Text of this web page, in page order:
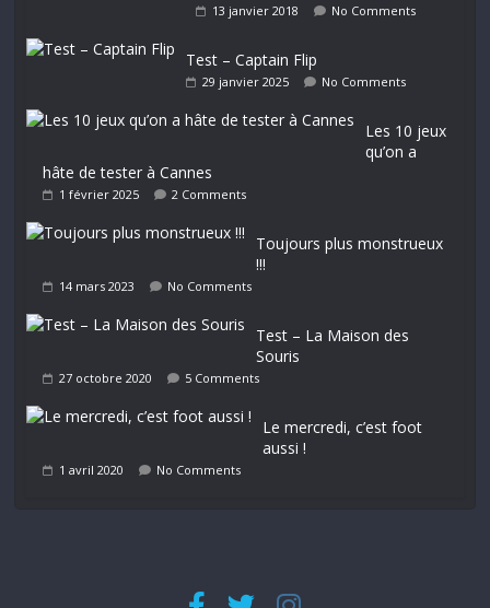
13 janvier 2018 No Comments
Test – Captain Flip
29 janvier 2025 No Comments
Les 10 jeux
qu’on a
hâte de tester à Cannes
1 février 2025 2 Comments
Toujours plus monstrueux
!!!
14 mars 2023 No Comments
Test – La Maison des
Souris
27 octobre 2020 5 Comments
Le mercredi, c’est foot
aussi !
1 avril 2020 No Comments